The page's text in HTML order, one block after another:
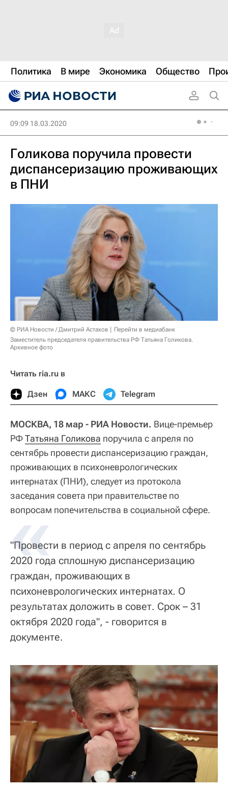
Политика В мире Экономика Общество
09:09 18.03.2020
Голикова поручила провести
диспансеризацию проживающих
в ПНИ
© РИА Новости / Дмитрий Астахов
Перейти в медиабанк
Заместитель председателя правительства РФ Татьяна Голикова.
Архивное фото
Читать ria.ru в
Дзен МАКС Telegram
МОСКВА, 18 мар - РИА Новости. Вице-премьер
РФТатьяна Голикова поручила с апреля по
сентябрь провести диспансеризацию граждан,
проживающих в психоневрологических
интернатах (ПНИ), следует из протокола
заседания совета при правительстве по
вопросам попечительства в социальной сфере.
«
"Провести в период с апреля по сентябрь
2020 года сплошную диспансеризацию
граждан, проживающих в
психоневрологических интернатах. О
результатах доложить в совет. Срок – 31
октября 2020 года", - говорится в
документе.